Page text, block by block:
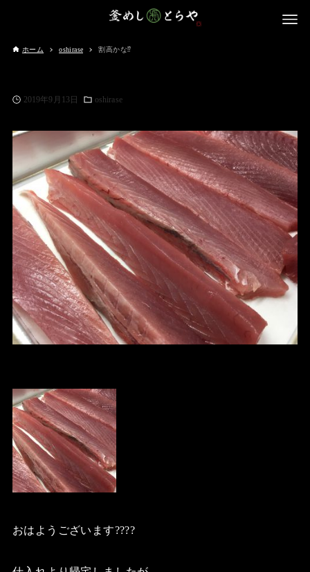
ホーム oshirase 割高かな⁉️
2019年9月13日 oshirase
おはようございます????